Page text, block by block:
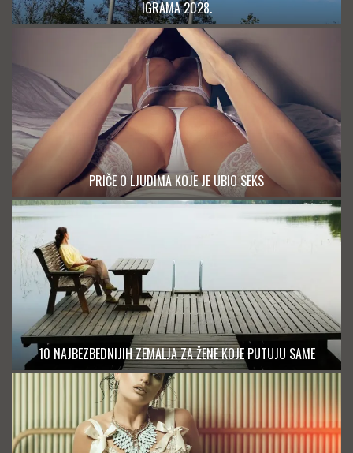
IGRAMA 2028.
PRIČE O LJUDIMA KOJE JE UBIO SEKS
10 NAJBEZBEDNIJIH ZEMALJA ZA ŽENE KOJE PUTUJU SAME